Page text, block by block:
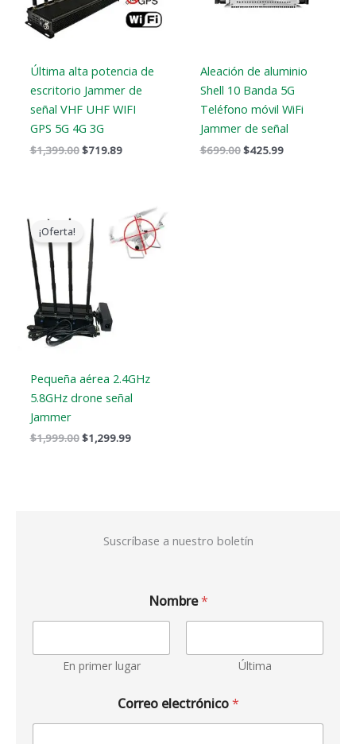
Última alta potencia de
escritorio Jammer de
señal VHF UHF WIFI
GPS 5G 4G 3G
$1,399.00$719.89
Aleación de aluminio
Shell 10 Banda 5G
Teléfono móvil WiFi
Jammer de señal
$699.00$425.99
¡Oferta!
Pequeña aérea 2.4GHz
5.8GHz drone señal
Jammer
$1,999.00
precio
original
era:
$1,999.00.
$1,299.99
El
precio
actual
es:
Suscríbase a nuestro boletín
Nombre*
En primer lugar Última
Correo electrónico*